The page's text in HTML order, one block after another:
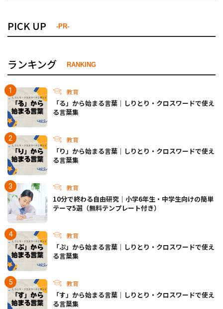
PICK UP -PR-
ランキング RANKING
教育
「る」から始まる言葉｜しりとり・クロスワードで使え
る言葉集
教育
「り」から始まる言葉｜しりとり・クロスワードで使え
る言葉集
教育
10分で終わる自由研究｜小学6年生・中学生向けの簡単
テーマ5選（無料テンプレート付き）
教育
「ぷ」から始まる言葉｜しりとり・クロスワードで使え
る言葉集
教育
「す」から始まる言葉｜しりとり・クロスワードで使え
る言葉集